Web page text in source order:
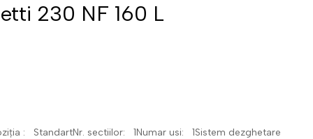
230 NF 160 L
: StandartNr. sectiilor: 1Numar usi: 1Sistem dezghetare